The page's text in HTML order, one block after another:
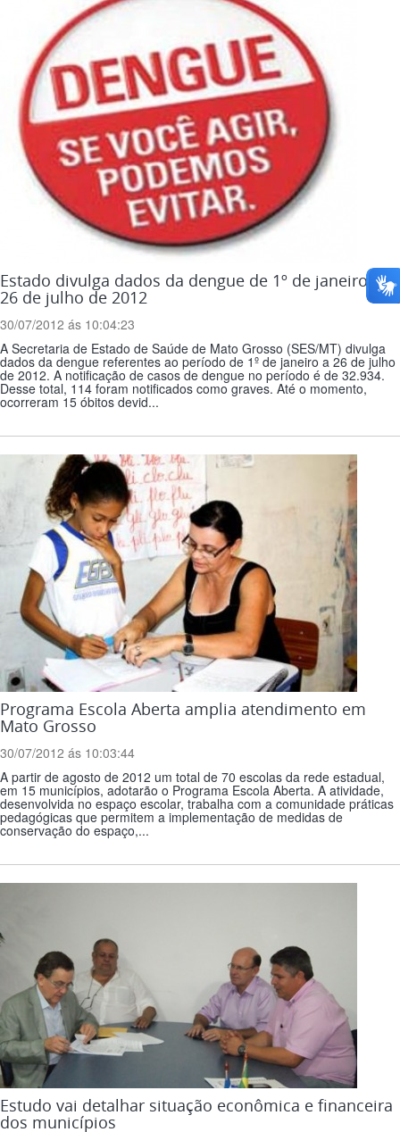
Estado divulga dados da dengue de 1º de janeiro a
26 de julho de 2012
30/07/2012 ás 10:04:23
A Secretaria de Estado de Saúde de Mato Grosso (SES/MT) divulga
dados da dengue referentes ao período de 1º de janeiro a 26 de julho
de 2012. A notificação de casos de dengue no período é de 32.934.
Desse total, 114 foram notificados como graves. Até o momento,
ocorreram 15 óbitos devid...
Programa Escola Aberta amplia atendimento em
Mato Grosso
30/07/2012 ás 10:03:44
A partir de agosto de 2012 um total de 70 escolas da rede estadual,
em 15 municípios, adotarão o Programa Escola Aberta. A atividade,
desenvolvida no espaço escolar, trabalha com a comunidade práticas
pedagógicas que permitem a implementação de medidas de
conservação do espaço,...
Estudo vai detalhar situação econômica e financeira
dos municípios